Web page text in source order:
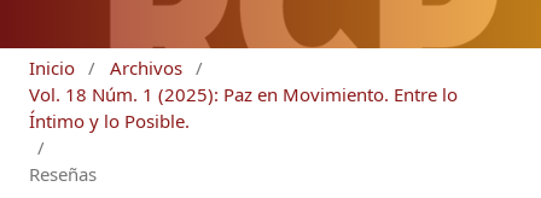
Inicio / Archivos /
Vol. 18 Núm. 1 (2025): Paz en Movimiento. Entre lo
Íntimo y lo Posible.
/
Reseñas